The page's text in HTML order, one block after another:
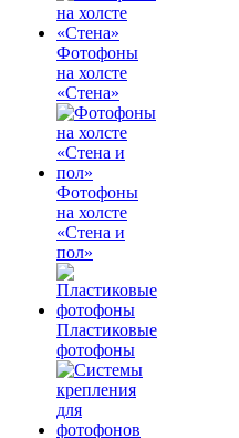
Фотофоны
на холсте
«Стена»
Фотофоны
на холсте
«Стена и
пол»
Пластиковые
фотофоны